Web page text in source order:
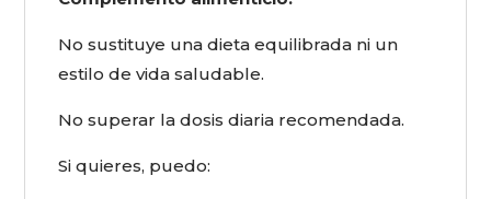
No sustituye una dieta equilibrada ni un
estilo de vida saludable.
No superar la dosis diaria recomendada.
Si quieres, puedo: